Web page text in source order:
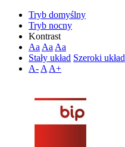
Tryb domyślny
Tryb nocny
Kontrast
Aa Aa Aa
Stały układ Szeroki układ
A- A A+